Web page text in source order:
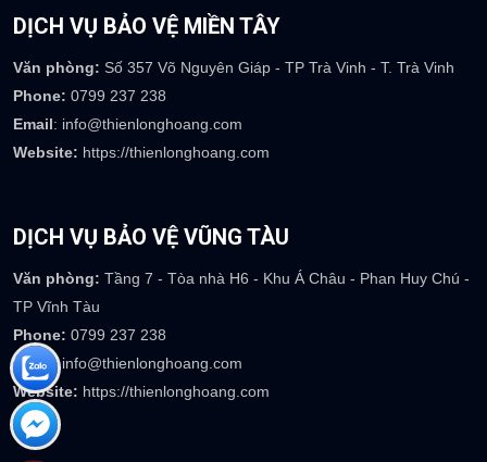
Văn phòng: 39 Mai Thúc Loan - Phường Tân Giang - TP Hà Tĩnh
Phone:
0917 754 237
Email: info@thienlonghoang.com
Website:https://thienlonghoang.com
Văn phòng: Số 357 Võ Nguyên Giáp - TP Trà Vinh - T. Trà Vinh
Phone:
0799 237 238
Email: info@thienlonghoang.com
Website: https://thienlonghoang.com
DỊCH VỤ BẢO VỆ VŨNG TÀU
Văn phòng: